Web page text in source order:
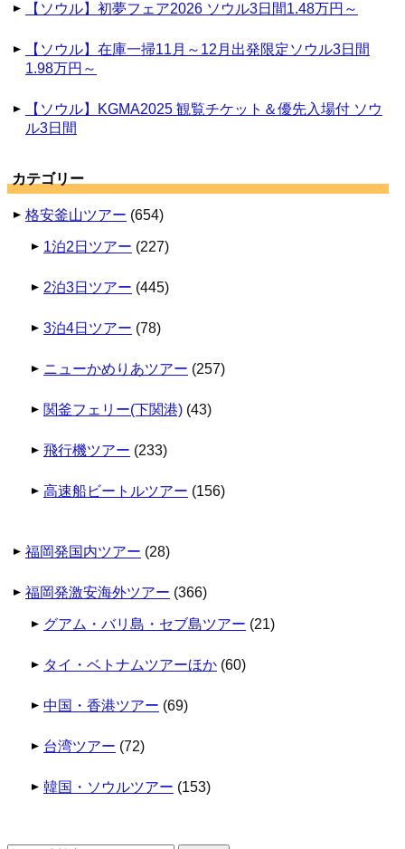
【ソウル】初夢フェア2026 ソウル3日間1.48万円～
【ソウル】在庫一掃11月～12月出発限定ソウル3日間
1.98万円～
【ソウル】KGMA2025 観覧チケット＆優先入場付 ソウ
ル3日間
カテゴリー
格安釜山ツアー (654)
1泊2日ツアー (227)
2泊3日ツアー (445)
3泊4日ツアー (78)
ニューかめりあツアー (257)
関釜フェリー(下関港) (43)
飛行機ツアー (233)
高速船ビートルツアー (156)
福岡発国内ツアー (28)
福岡発激安海外ツアー (366)
グアム・バリ島・セブ島ツアー (21)
タイ・ベトナムツアーほか (60)
中国・香港ツアー (69)
台湾ツアー (72)
韓国・ソウルツアー (153)